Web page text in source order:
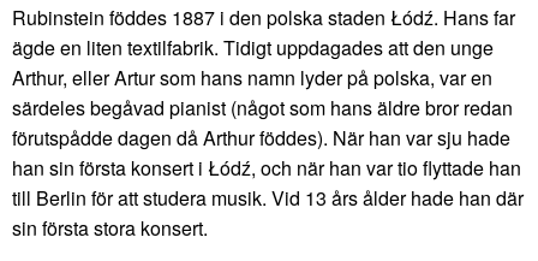
Rubinstein föddes 1887 i den polska staden Łódź. Hans far
ägde en liten textilfabrik. Tidigt uppdagades att den unge
Arthur, eller Artur som hans namn lyder på polska, var en
särdeles begåvad pianist (något som hans äldre bror redan
förutspådde dagen då Arthur föddes). När han var sju hade
han sin första konsert i Łódź, och när han var tio flyttade han
till Berlin för att studera musik. Vid 13 års ålder hade han där
sin första stora konsert.